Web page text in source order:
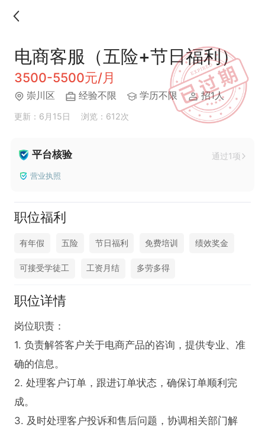
电商客服（五险+节日福利）
3500-5500元/月
崇川区 经验不限 学历不限 招1人
更新：6月15日 浏览：612次
平台核验 通过1项
营业执照
职位福利
有年假 五险 节日福利 免费培训 绩效奖金
可接受学徒工 工资月结 多劳多得
职位详情
岗位职责：
1. 负责解答客户关于电商产品的咨询，提供专业、准
确的信息。
2. 处理客户订单，跟进订单状态，确保订单顺利完
成。
3. 及时处理客户投诉和售后问题，协调相关部门解